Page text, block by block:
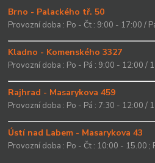
Brno - Palackého tř. 50
Provozní doba : Po - Čt : 9:00 - 17:00 /
Kladno - Komenského 3327
Provozní doba : Po - Pá : 9:00 - 12:00 /
Rajhrad - Masarykova 459
Provozní doba : Po - Pá : 7:30 - 12:00 /
Ústí nad Labem - Masarykova 43
Provozní doba : Po - Čt : 10:00 - 15.00 ;